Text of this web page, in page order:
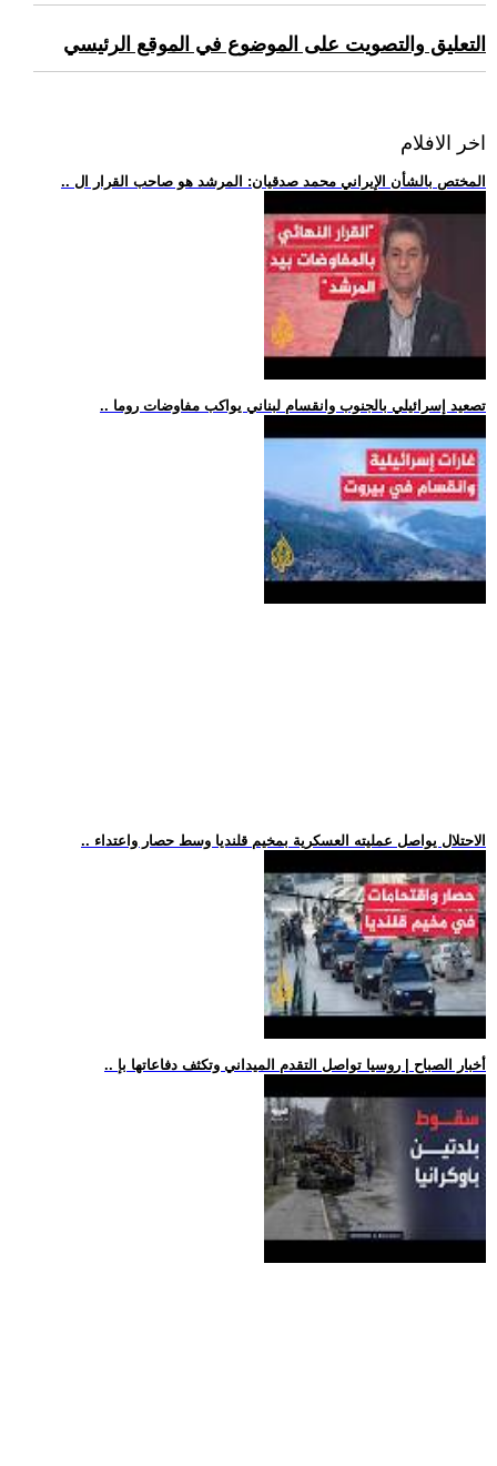
التعليق والتصويت على الموضوع في الموقع الرئيسي
اخر الافلام
.. المختص بالشأن الإيراني محمد صدقيان: المرشد هو صاحب القرار ال
.. تصعيد إسرائيلي بالجنوب وانقسام لبناني يواكب مفاوضات روما
.. الاحتلال يواصل عمليته العسكرية بمخيم قلنديا وسط حصار واعتداء
.. أخبار الصباح | روسيا تواصل التقدم الميداني وتكثف دفاعاتها بإ